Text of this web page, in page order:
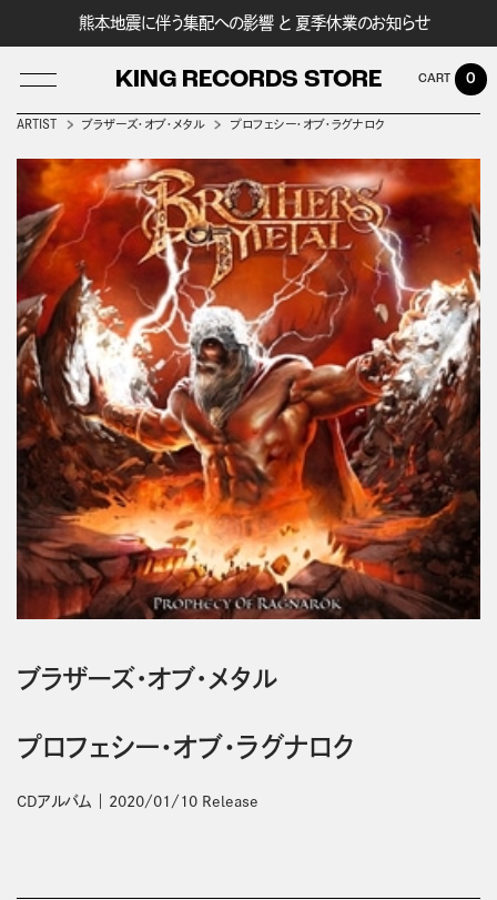
熊本地震に伴う集配への影響 と 夏季休業のお知らせ
KING RECORDS STORE
LOG IN
0
ARTIST ブラザーズ・オブ・メタル プロフェシー・オブ・ラグナロク
ブラザーズ・オブ・メタル
プロフェシー・オブ・ラグナロク
CDアルバム 2020/01/10 Release